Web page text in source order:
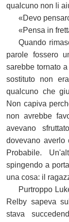
qualcuno non li
«Devo
«Pensa in
Quando
parole fossero
sarebbe tornato
sostituto non
qualcuno che
Non capiva
non avrebbe
avevano
dovevano averlo
Probabile.
spingendo a
una cosa: il
Purtroppo
Relby sapeva
stava